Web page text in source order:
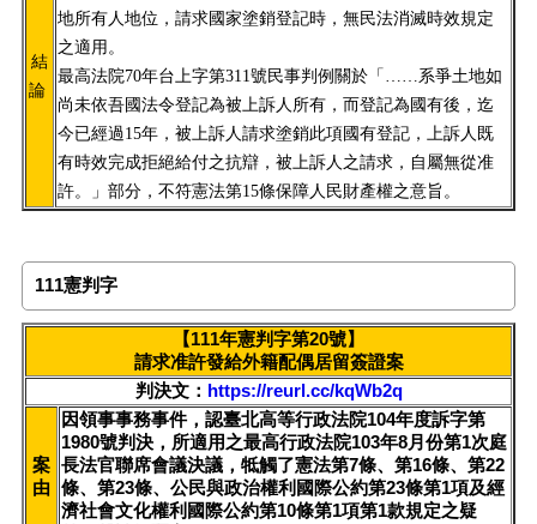
結
論
地所有人地位，請求國家塗銷登記時，無民法消滅時效規定
之適用。
最高法院70年台上字第311號民事判例關於「……系爭土地如
尚未依吾國法令登記為被上訴人所有，而登記為國有後，迄
今已經過15年，被上訴人請求塗銷此項國有登記，上訴人既
有時效完成拒絕給付之抗辯，被上訴人之請求，自屬無從准
許。」部分，不符憲法第15條保障人民財產權之意旨。
111憲判字
【111年憲判字第20號】
請求准許發給外籍配偶居留簽證案
判決文： https://reurl.cc/kqWb2q
案
由
因領事事務事件，認臺北高等行政法院104年度訴字第
1980號判決，所適用之最高行政法院103年8月份第1次庭
長法官聯席會議決議，牴觸了憲法第7條、第16條、第22
條、第23條、公民與政治權利國際公約第23條第1項及經
濟社會文化權利國際公約第10條第1項第1款規定之疑